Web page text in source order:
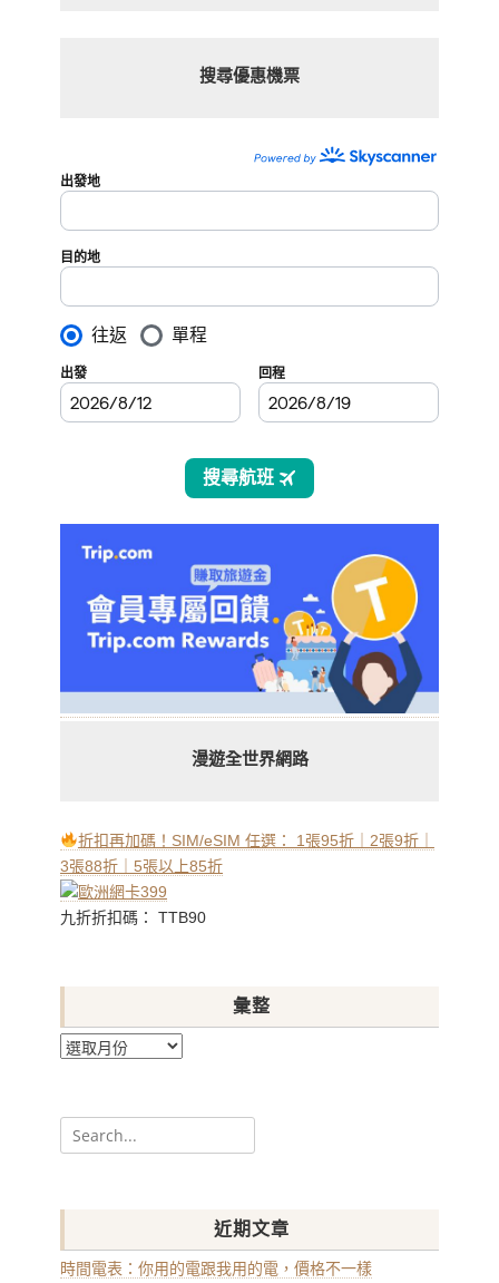
搜尋優惠機票
漫遊全世界網路
折扣再加碼！SIM/eSIM 任選： 1張95折｜2張9折｜
3張88折｜5張以上85折
九折折扣碼： TTB90
彙整
彙
Search
for:
近期文章
時間電表：你用的電跟我用的電，價格不一樣